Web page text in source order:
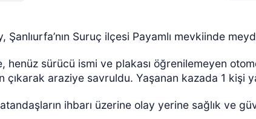
Şanlıurfa’nın Suruç ilçesi Payamlı mevkiinde
henüz sürücü ismi ve plakası öğrenilemeyen
çıkarak araziye savruldu. Yaşanan kazada 1 kişi
ihbarı üzerine olay yerine sağlık ve